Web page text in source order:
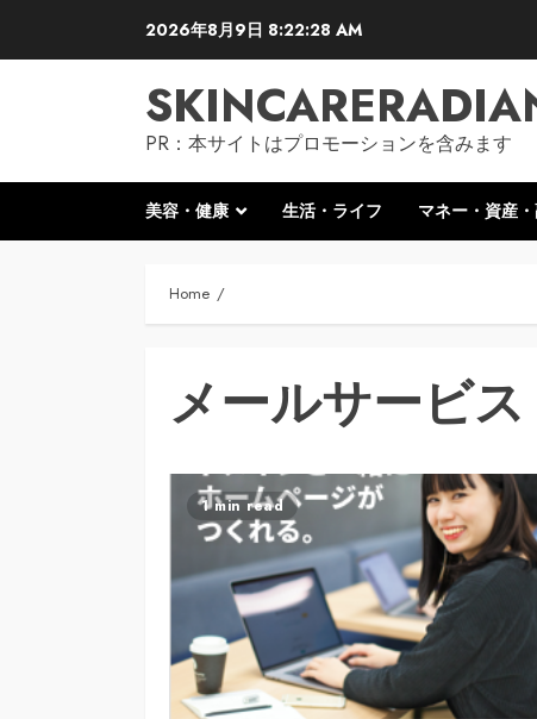
2026年8月9日 8:22:29 AM
PR：本サイトはプロモーションを含みます
美容・健康 生活・ライフ マネー・資産
Home
メールサービス
1 min read